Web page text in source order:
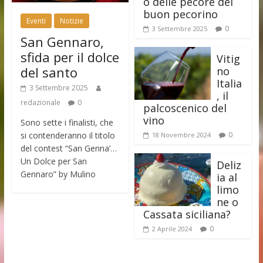
Eventi Notizie
San Gennaro,
sfida per il dolce
del santo
3 Settembre 2025
redazionale
0
Sono sette i finalisti, che
si contenderanno il titolo
del contest “San Genna’…
Un Dolce per San
Gennaro” by Mulino
buon pecorino
3 Settembre 2025 0
Vitig
no
Italia
, il
palcoscenico del
vino
18 Novembre 2024 0
Deliz
ia al
limo
ne o
Cassata siciliana?
2 Aprile 2024 0